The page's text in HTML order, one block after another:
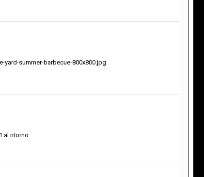
summer-barbecue-800x800.jpg
al ritorno